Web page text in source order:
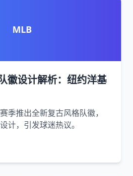
MLB
徽设计解析：纽约洋基
季推出全新复古风格队徽，
计，引发球迷热议。